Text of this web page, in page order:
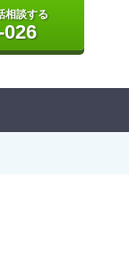
相談する
026